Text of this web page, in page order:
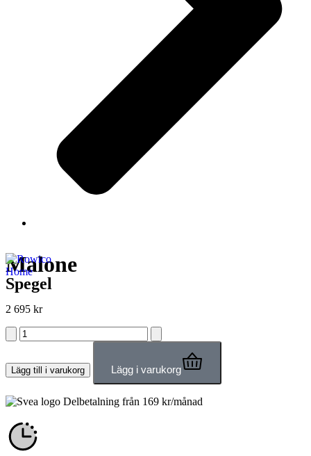
Malone
Spegel
2 695 kr
Lägg till i varukorg Lägg i varukorg
Delbetalning från 169 kr/månad